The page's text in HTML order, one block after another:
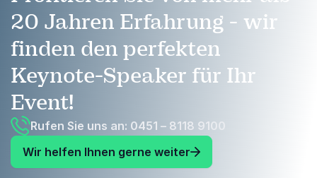
20 Jahren Erfahrung - wir
finden den perfekten
Keynote-Speaker für Ihr
Event!
Rufen Sie uns an: 0451 – 8118 9100
Wir helfen Ihnen gerne weiter